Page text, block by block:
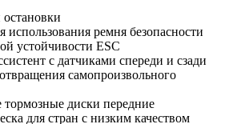
использования ремня безопасности
устойчивости ESC
с датчиками cпереди и сзади
самопроизвольного
диски передние
для стран с низким качеством